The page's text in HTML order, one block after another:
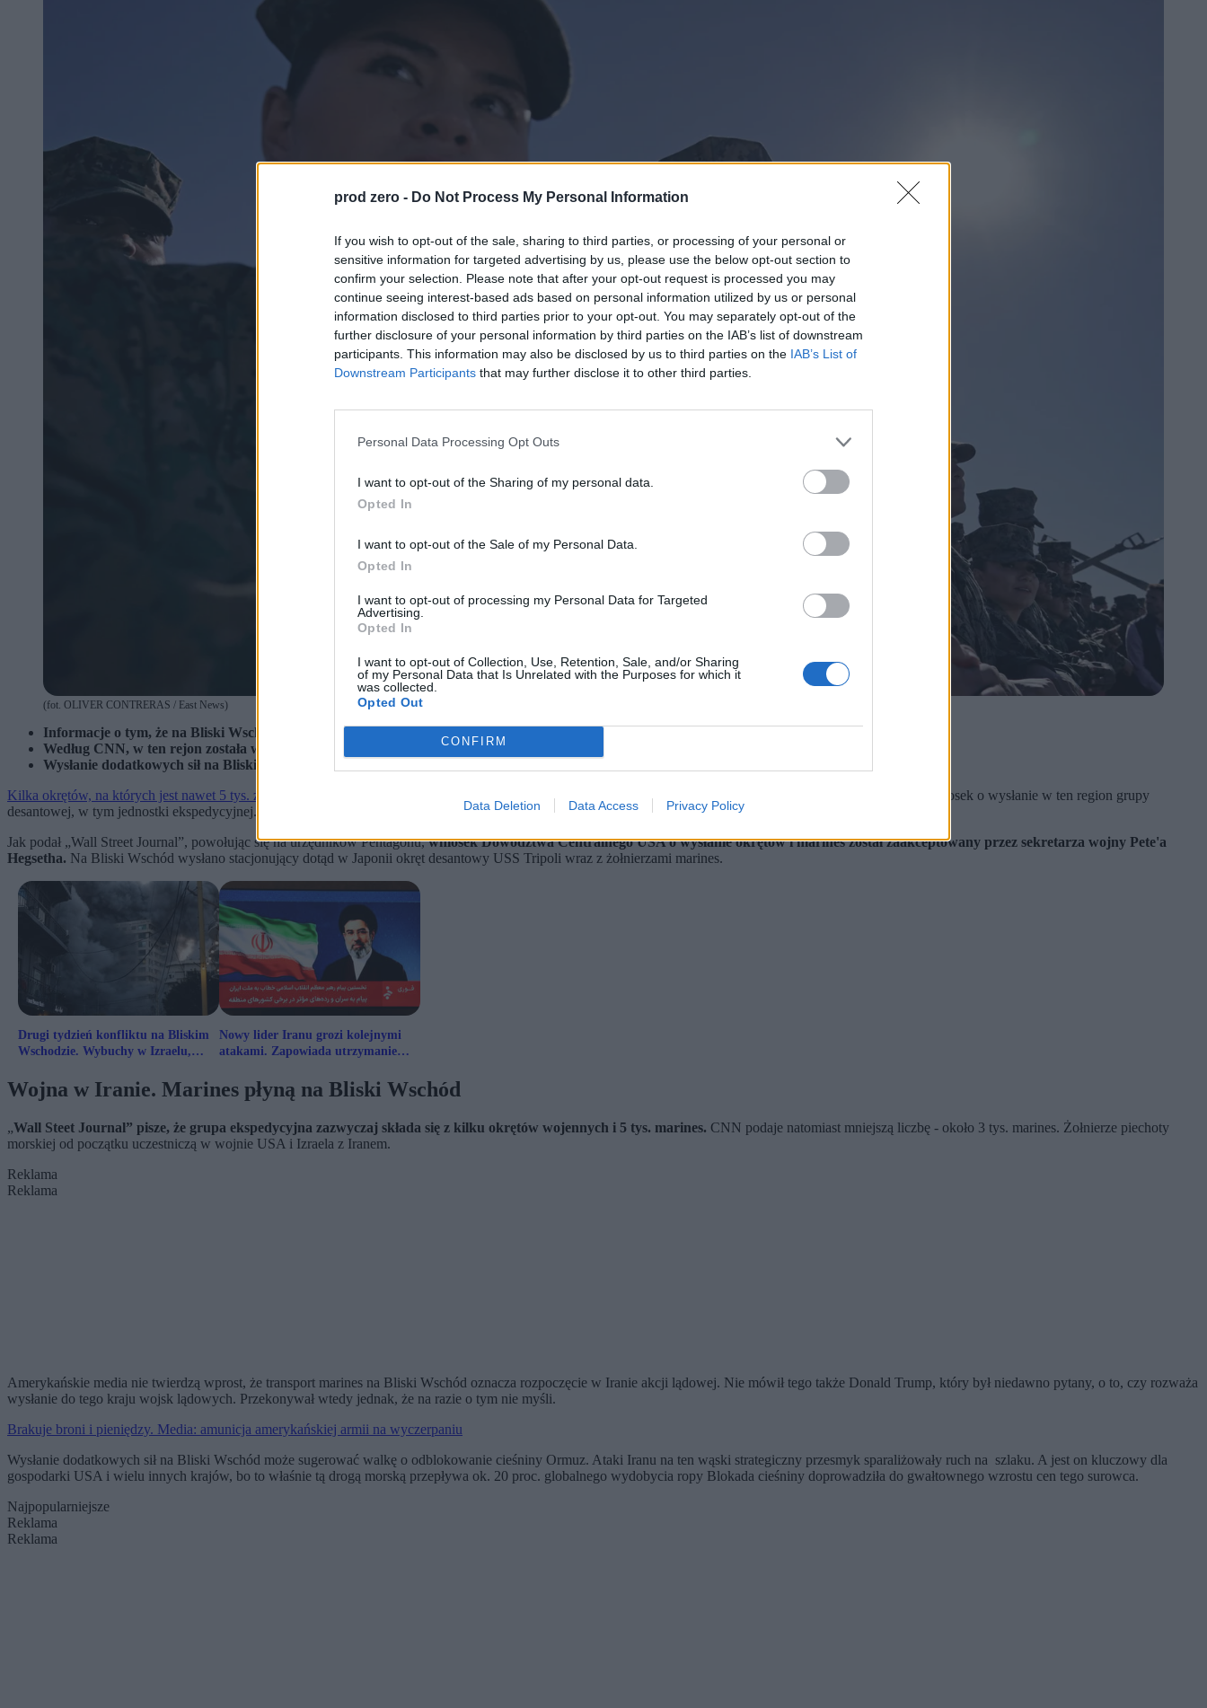
prod zero - Do Not Process My Personal Information
If you wish to opt-out of the sale, sharing to third parties, or processing of your personal or
sensitive information for targeted advertising by us, please use the below opt-out section to
confirm your selection. Please note that after your opt-out request is processed you may
continue seeing interest-based ads based on personal information utilized by us or personal
information disclosed to third parties prior to your opt-out. You may separately opt-out of the
further disclosure of your personal information by third parties on the IAB’s list of downstream
participants. This information may also be disclosed by us to third parties on the IAB’s List of
Downstream Participants that may further disclose it to other third parties.
Personal Data Processing Opt Outs
I want to opt-out of the Sharing of my personal data.
Opted In
I want to opt-out of the Sale of my Personal Data.
Opted In
I want to opt-out of processing my Personal Data for Targeted
Advertising.
Opted In
I want to opt-out of Collection, Use, Retention, Sale, and/or Sharing
of my Personal Data that Is Unrelated with the Purposes for which it
was collected.
Opted Out
CONFIRM
Data Deletion Data Access Privacy Policy
(fot. OLIVER CONTRERAS / East News)
Informacje o tym, że na Bliski Wschód płyną żołnierze marines i amerykańskie okręty bojowe podają amerykańskie media.
Według CNN, w ten rejon została wysłana jednostka ekspedycyjna piechoty morskiej.
Wysłanie dodatkowych sił na Bliski Wschód może sugerować walkę o odblokowanie cieśniny Ormuz – twierdzi „Wall Street Journal”.
Kilka okrętów, na których jest nawet 5 tys. żołnierzy marines, płynie na Bliski Wschód
– podał jako pierwszy „Wall Street Journal”. Pentagon miał zaakceptować wniosek o wysłanie w ten region grupy
desantowej, w tym jednostki ekspedycyjnej. To oddział mający prowadzić działania bojowe poza granicami własnego państwa, w tym na terenach zamorskich.
Jak podał „Wall Street Journal”, powołując się na urzędników Pentagonu,wniosek Dowództwa Centralnego USA o wysłanie okrętów i marines został zaakceptowany przez sekretarza wojny Pete'a
Hegsetha. Na Bliski Wschód wysłano stacjonujący dotąd w Japonii okręt desantowy USS Tripoli wraz z żołnierzami marines.
Drugi tydzień konfliktu na Bliskim
Wschodzie. Wybuchy w Izraelu,
Nowy lider Iranu grozi kolejnymi
atakami. Zapowiada utrzymanie
Wojna w Iranie. Marines płyną na Bliski Wschód
„Wall Steet Journal” pisze, że grupa ekspedycyjna zazwyczaj składa się z kilku okrętów wojennych i 5 tys. marines. CNN podaje natomiast mniejszą liczbę - około 3 tys. marines. Żołnierze piechoty
morskiej od początku uczestniczą w wojnie USA i Izraela z Iranem.
Reklama
Reklama
Amerykańskie media nie twierdzą wprost, że transport marines na Bliski Wschód oznacza rozpoczęcie w Iranie akcji lądowej. Nie mówił tego także Donald Trump, który był niedawno pytany, o to, czy rozważa
wysłanie do tego kraju wojsk lądowych. Przekonywał wtedy jednak, że na razie o tym nie myśli.
Brakuje broni i pieniędzy. Media: amunicja amerykańskiej armii na wyczerpaniu
Wysłanie dodatkowych sił na Bliski Wschód może sugerować walkę o odblokowanie cieśniny Ormuz. Ataki Iranu na ten wąski strategiczny przesmyk sparaliżowały ruch na szlaku. A jest on kluczowy dla
gospodarki USA i wielu innych krajów, bo to właśnie tą drogą morską przepływa ok. 20 proc. globalnego wydobycia ropy Blokada cieśniny doprowadziła do gwałtownego wzrostu cen tego surowca.
Najpopularniejsze
Reklama
Reklama